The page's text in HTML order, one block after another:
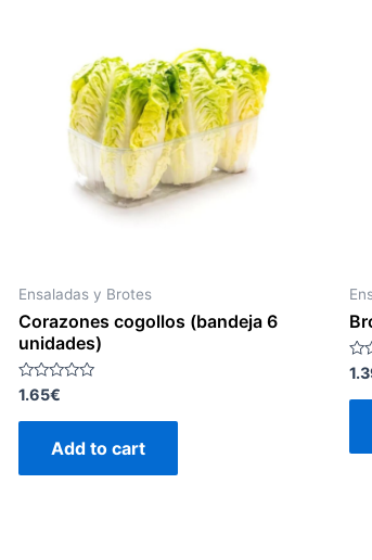
Ensaladas y Brotes
Corazones cogollos (bandeja 6
unidades)
Rated
out
1.65€
Add to cart
out